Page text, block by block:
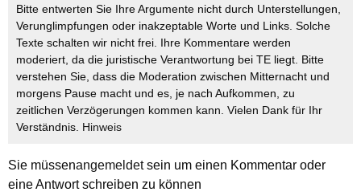
Bitte entwerten Sie Ihre Argumente nicht durch Unterstellungen,
Verunglimpfungen oder inakzeptable Worte und Links. Solche
Texte schalten wir nicht frei. Ihre Kommentare werden
moderiert, da die juristische Verantwortung bei TE liegt. Bitte
verstehen Sie, dass die Moderation zwischen Mitternacht und
morgens Pause macht und es, je nach Aufkommen, zu
zeitlichen Verzögerungen kommen kann. Vielen Dank für Ihr
Verständnis. Hinweis
Sie müssenangemeldetsein um einen Kommentar oder
eine Antwort schreiben zu können